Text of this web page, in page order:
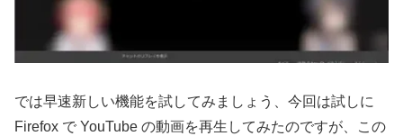
では早速新しい機能を試してみましょう、今回は試しに
Firefox で YouTube の動画を再生してみたのですが、この